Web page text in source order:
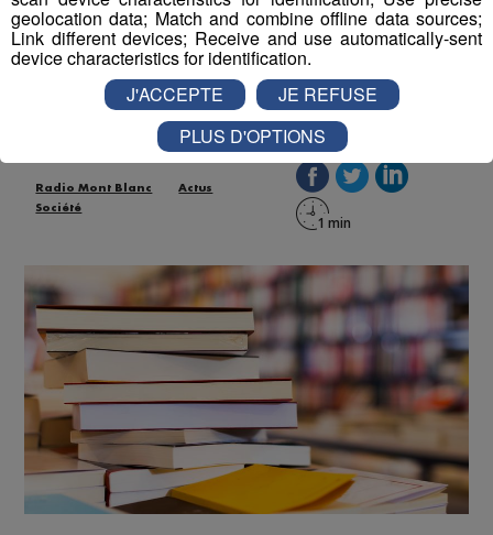
Bac : faible mobilisation des
professeurs grévistes
Publié par La Rédaction Radio Mont Blanc-18 juin 2019 à
10h16
Radio Mont Blanc
Actus
Société
geolocation data; Match and combine offline data sources;
Link different devices; Receive and use automatically-sent
device characteristics for identification.
J'ACCEPTE
JE REFUSE
PLUS D'OPTIONS